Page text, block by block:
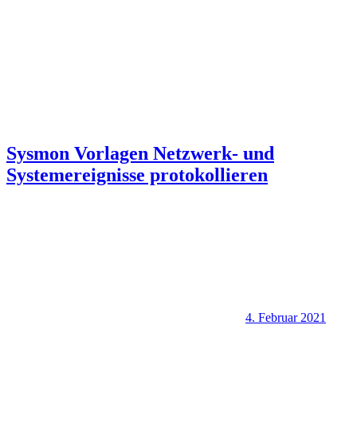
Sysmon Vorlagen Netzwerk- und
Systemereignisse protokollieren
4. Februar 2021